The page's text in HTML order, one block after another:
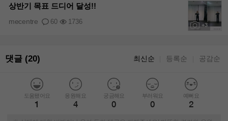
+3
상반기 목표 드디어 달성!!
60 1736
mecentre
댓글 (20) 최신순 등록순 공감순
도움됐어요
1
응원해요
4
궁금해요
0
부러워요
0
예뻐요
2